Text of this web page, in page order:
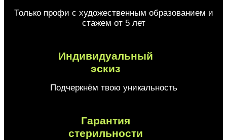
Только профи с художественным образованием и
стажем от 5 лет
Индивидуальный
эскиз
Подчеркнём твою уникальность
Гарантия
стерильности